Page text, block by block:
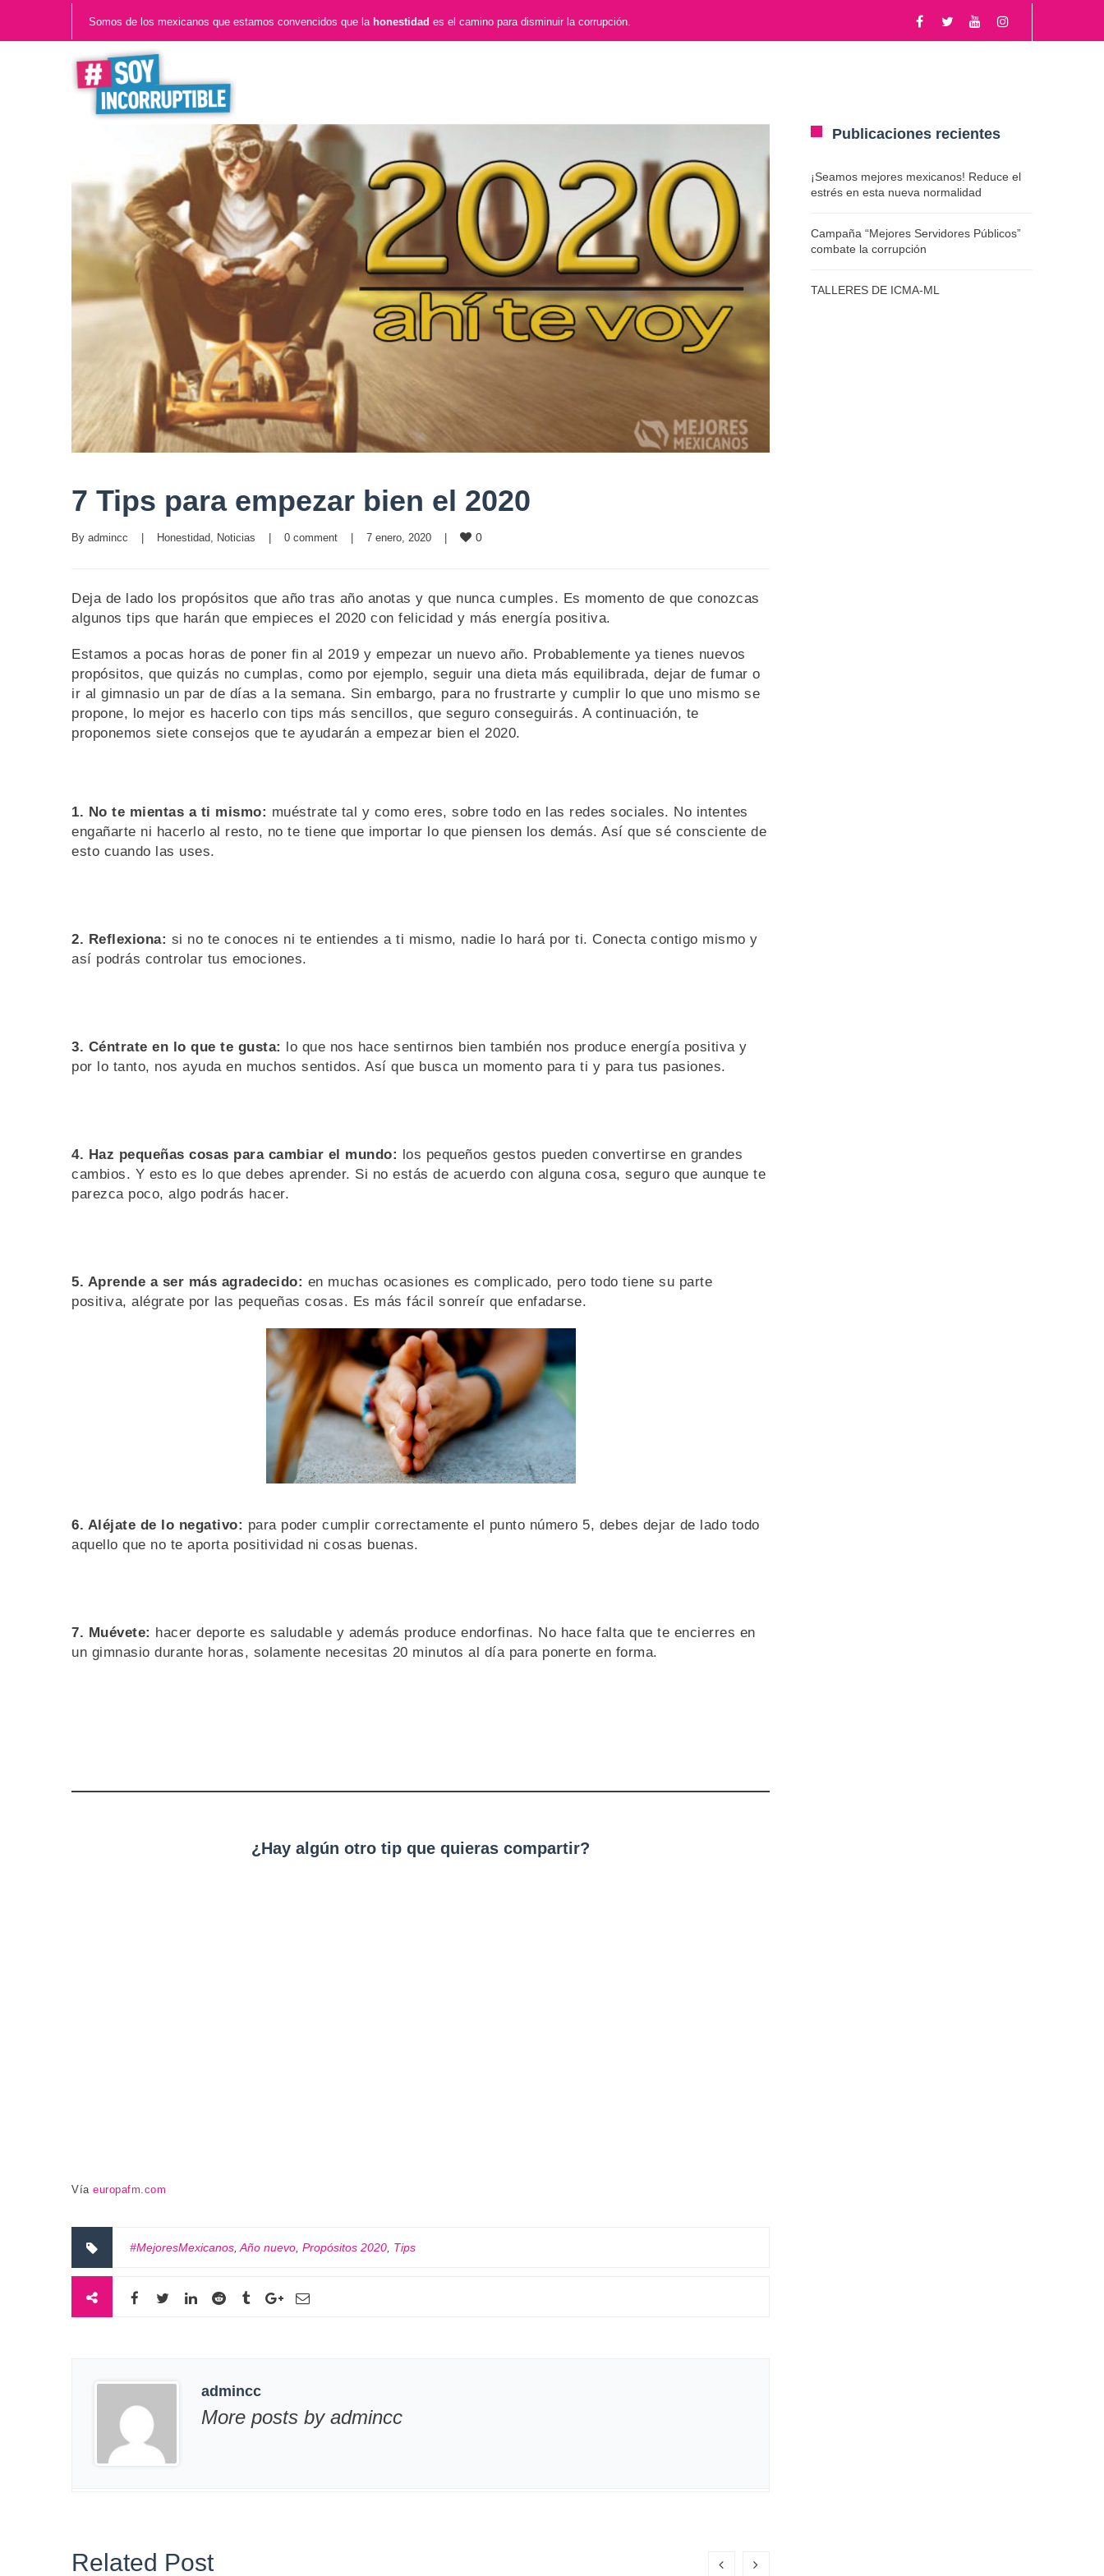
Somos de los mexicanos que estamos convencidos que la honestidad es el camino para disminuir la corrupción.
7 Tips para empezar bien el 2020
By admincc Honestidad, Noticias 0 comment 7 enero, 2020 0
Deja de lado los propósitos que año tras año anotas y que nunca cumples. Es momento de que conozcas
algunos tips que harán que empieces el 2020 con felicidad y más energía positiva.
Estamos a pocas horas de poner fin al 2019 y empezar un nuevo año. Probablemente ya tienes nuevos
propósitos, que quizás no cumplas, como por ejemplo, seguir una dieta más equilibrada, dejar de fumar o
ir al gimnasio un par de días a la semana. Sin embargo, para no frustrarte y cumplir lo que uno mismo se
propone, lo mejor es hacerlo con tips más sencillos, que seguro conseguirás. A continuación, te
proponemos siete consejos que te ayudarán a empezar bien el 2020.
1. No te mientas a ti mismo: muéstrate tal y como eres, sobre todo en las redes sociales. No intentes
engañarte ni hacerlo al resto, no te tiene que importar lo que piensen los demás. Así que sé consciente de
esto cuando las uses.
2. Reflexiona: si no te conoces ni te entiendes a ti mismo, nadie lo hará por ti. Conecta contigo mismo y
así podrás controlar tus emociones.
3. Céntrate en lo que te gusta:
lo que nos hace sentirnos bien también nos produce energía positiva y
por lo tanto, nos ayuda en muchos sentidos. Así que busca un momento para ti y para tus pasiones.
4. Haz pequeñas cosas para cambiar el mundo:
los pequeños gestos pueden convertirse en grandes
cambios. Y esto es lo que debes aprender. Si no estás de acuerdo con alguna cosa, seguro que aunque te
parezca poco, algo podrás hacer.
5. Aprende a ser más agradecido: en muchas ocasiones es complicado, pero todo tiene su parte
positiva, alégrate por las pequeñas cosas. Es más fácil sonreír que enfadarse.
6. Aléjate de lo negativo: para poder cumplir correctamente el punto número 5, debes dejar de lado todo
aquello que no te aporta positividad ni cosas buenas.
7. Muévete: hacer deporte es saludable y además produce endorfinas. No hace falta que te encierres en
un gimnasio durante horas, solamente necesitas 20 minutos al día para ponerte en forma.
¿Hay algún otro tip que quieras compartir?
Vía europafm.com
#MejoresMexicanos,Año nuevo, Propósitos 2020, Tips
admincc
More posts by admincc
Related Post
Publicaciones recientes
¡Seamos mejores mexicanos! Reduce el
estrés en esta nueva normalidad
Campaña “Mejores Servidores Públicos”
combate la corrupción
TALLERES DE ICMA-ML